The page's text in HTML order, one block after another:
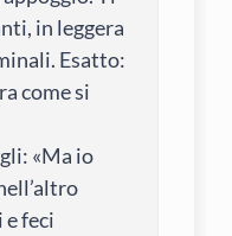
in leggera
Esatto:
come si
«Ma io
e feci